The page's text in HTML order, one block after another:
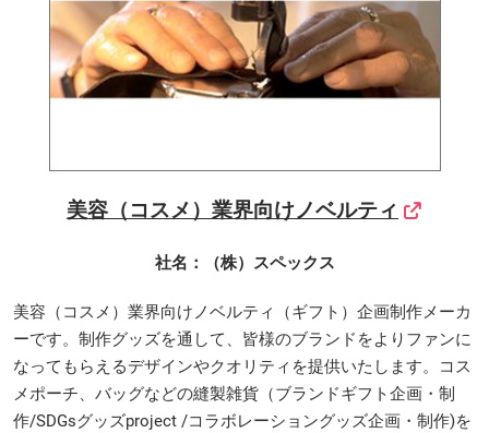
美容（コスメ）業界向けノベルティ
社名：（株）スペックス
美容（コスメ）業界向けノベルティ（ギフト）企画制作メーカ
ーです。制作グッズを通して、皆様のブランドをよりファンに
なってもらえるデザインやクオリティを提供いたします。コス
メポーチ、バッグなどの縫製雑貨（ブランドギフト企画・制
作/SDGsグッズproject /コラボレーショングッズ企画・制作)を